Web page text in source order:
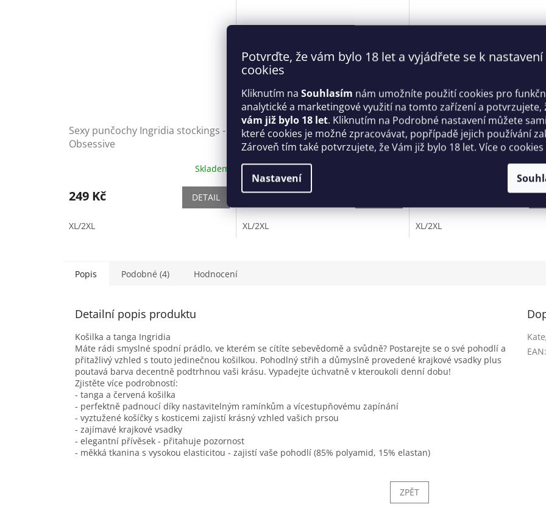
Potvrďte, že vám bylo 18 let a vyjádřete se k nastavení
cookies
Kliknutím na Souhlasím nám umožníte použití cookies pro
analytické a marketingové využití na tomto zařízení a potvrzujete,
vám již bylo 18 let. Kliknutím na Podrobné nastavení můžete
které cookies je možné zpracovávat, popřípadě jejich používání
Zároveň tím také potvrzujete, že Vám již bylo 18 let. Více o cookies
Nastavení
Sexy punčochy Ingridia stockings -
Obsessive
Skladem
249 Kč DETAIL
XL/2XL
Neodolatelná tanga otevřená
Ingridia thong - Obsessive
269 Kč
XL/2XL
Krásný set otevřený Ingridia
crotchless set - Obsessive
XL/2XL
Popis Podobné (4) Hodnocení
Detailní popis produktu
Košilka a tanga Ingridia
Máte rádi smyslné spodní prádlo, ve kterém se cítíte sebevědomě a svůdně? Postarejte se o své pohodlí a
přitažlivý vzhled s touto jedinečnou košilkou. Pohodlný střih a důmyslně provedené krajkové vsadky plus
poutavá barva decentně podtrhnou vaši krásu. Vypadejte úchvatně v kteroukoli denní dobu!
Zjistěte více podrobností:
- tanga a červená košilka
- perfektně padnoucí díky nastavitelným ramínkům a vícestupňovému zapínání
- vyztužené košíčky s kosticemi zajistí krásný vzhled vašich prsou
- zajímavé krajkové vsadky
- elegantní přívěsek - přitahuje pozornost
- měkká tkanina s vysokou elasticitou - zajistí vaše pohodlí (85% polyamid, 15% elastan)
EAN:
ZPĚT